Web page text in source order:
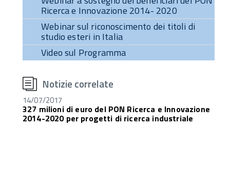
Ricerca e Innovazione 2014- 2020
Webinar sul riconoscimento dei titoli di
studio esteri in Italia
Video sul Programma
all'inizio
del
contenuto
Notizie correlate
14/07/2017
327 milioni di euro del PON Ricerca e Innovazione
2014-2020 per progetti di ricerca industriale